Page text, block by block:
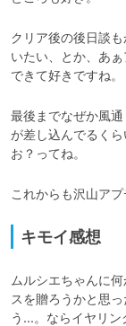
クリア後の後日談
いたい、とか、あ
できて好きですね。
最後までなぜか風
が差し込んでるく
お？ってね。
これからも沢山ア
キモイ感想
ムルシエちゃんに
スを贈ろうかと思
う...。ならイヤリン